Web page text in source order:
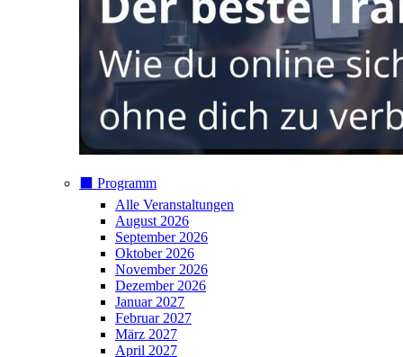
⬛️ Programm
Alle Veranstaltungen
August 2026
September 2026
Oktober 2026
November 2026
Dezember 2026
Januar 2027
Februar 2027
März 2027
April 2027